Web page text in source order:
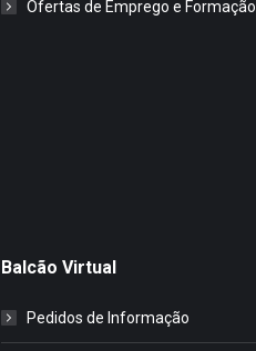
Ofertas de Emprego e Formação
Balcão Virtual
Pedidos de Informação